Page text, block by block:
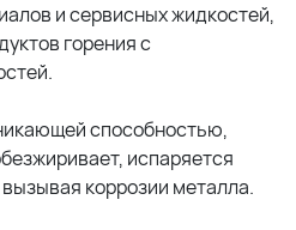
и сервисных жидкостей,
горения с
способностью,
испаряется
коррозии металла.